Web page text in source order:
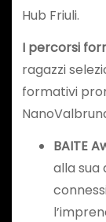
Hub Friuli.
I percorsi
ragazzi
formativi
BAITE
alla sua